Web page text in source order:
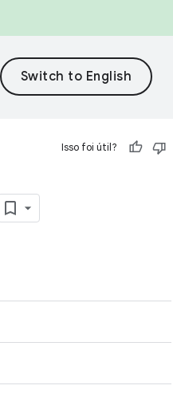
Isso foi útil?